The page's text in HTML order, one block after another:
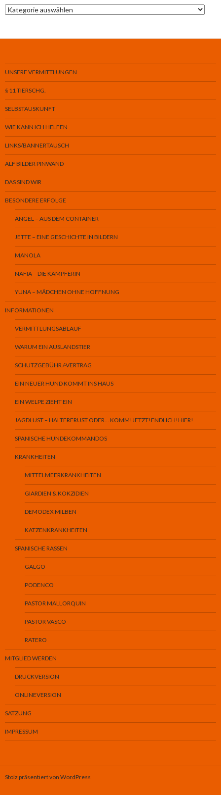
Schnelle
Info
UNSERE VERMITTLUNGEN
§ 11 TIERSCHG.
SELBSTAUSKUNFT
WIE KANN ICH HELFEN
LINKS/BANNERTAUSCH
ALF BILDER PINWAND
DAS SIND WIR
BESONDERE ERFOLGE
ANGEL – AUS DEM CONTAINER
JETTE – EINE GESCHICHTE IN BILDERN
MANOLA
NAFIA – DIE KÄMPFERIN
YUNA – MÄDCHEN OHNE HOFFNUNG
INFORMATIONEN
VERMITTLUNGSABLAUF
WARUM EIN AUSLANDSTIER
SCHUTZGEBÜHR /-VERTRAG
EIN NEUER HUND KOMMT INS HAUS
EIN WELPE ZIEHT EIN
JAGDLUST – HALTERFRUST ODER… KOMM!JETZT!ENDLICH!HIER!
SPANISCHE HUNDEKOMMANDOS
KRANKHEITEN
MITTELMEERKRANKHEITEN
GIARDIEN & KOKZIDIEN
DEMODEX MILBEN
KATZENKRANKHEITEN
SPANISCHE RASSEN
GALGO
PODENCO
PASTOR MALLORQUIN
PASTOR VASCO
RATERO
MITGLIED WERDEN
DRUCKVERSION
ONLINEVERSION
SATZUNG
IMPRESSUM
Stolz präsentiert von WordPress